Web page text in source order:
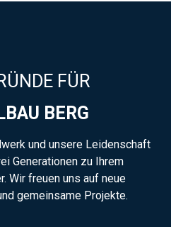
FÜR
BERG
und unsere Leidenschaft
Generationen zu Ihrem
Wir freuen uns auf neue
gemeinsame Projekte.